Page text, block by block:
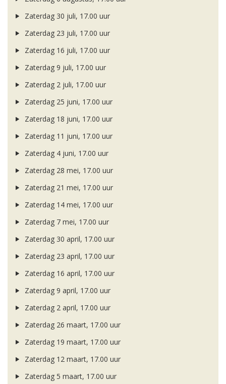
Zaterdag 30 juli, 17.00 uur
Zaterdag 23 juli, 17.00 uur
Zaterdag 16 juli, 17.00 uur
Zaterdag 9 juli, 17.00 uur
Zaterdag 2 juli, 17.00 uur
Zaterdag 25 juni, 17.00 uur
Zaterdag 18 juni, 17.00 uur
Zaterdag 11 juni, 17.00 uur
Zaterdag 4 juni, 17.00 uur
Zaterdag 28 mei, 17.00 uur
Zaterdag 21 mei, 17.00 uur
Zaterdag 14 mei, 17.00 uur
Zaterdag 7 mei, 17.00 uur
Zaterdag 30 april, 17.00 uur
Zaterdag 23 april, 17.00 uur
Zaterdag 16 april, 17.00 uur
Zaterdag 9 april, 17.00 uur
Zaterdag 2 april, 17.00 uur
Zaterdag 26 maart, 17.00 uur
Zaterdag 19 maart, 17.00 uur
Zaterdag 12 maart, 17.00 uur
Zaterdag 5 maart, 17.00 uur